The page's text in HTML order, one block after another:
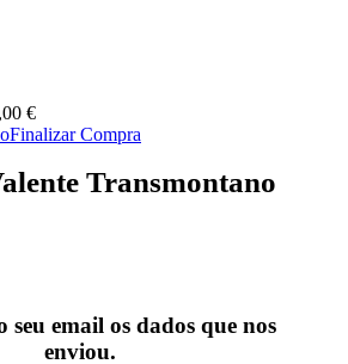
€
Finalizar Compra
Transmontano
seu email os dados que nos
enviou.